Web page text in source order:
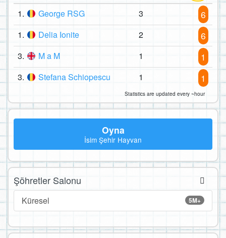
1.
George RSG 3 6
1. Delia Ionite 2 6
3. M a M 1 1
3. Stefana Schiopescu 1 1
Statistics are updated every ~hour
Oyna
İsim Şehir Hayvan
Şöhretler Salonu
5M+
Küresel